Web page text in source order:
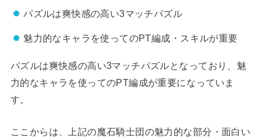
パズルは爽快感の高い3マッチパズル
魅力的なキャラを使ってのPT編成・スキルが重要
パズルは爽快感の高い3マッチパズルとなっており、魅
力的なキャラを使ってのPT編成が重要になっていま
す。
ここからは、上記の魔石騎士団の魅力的な部分・面白い